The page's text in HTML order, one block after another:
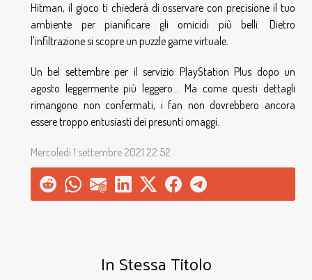
In Stessa Titolo
Hitman, il gioco ti chiederà di osservare con precisione il tuo
ambiente per pianificare gli omicidi più belli. Dietro
l'infiltrazione si scopre un puzzle game virtuale.
Un bel settembre per il servizio PlayStation Plus dopo un
agosto leggermente più leggero... Ma come questi dettagli
rimangono non confermati, i fan non dovrebbero ancora
essere troppo entusiasti dei presunti omaggi.
Mercoledì 1 settembre 2021 22:52